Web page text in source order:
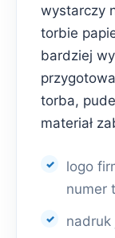
wystarczy
torbie
bardziej
torba,
materiał
logo
numer